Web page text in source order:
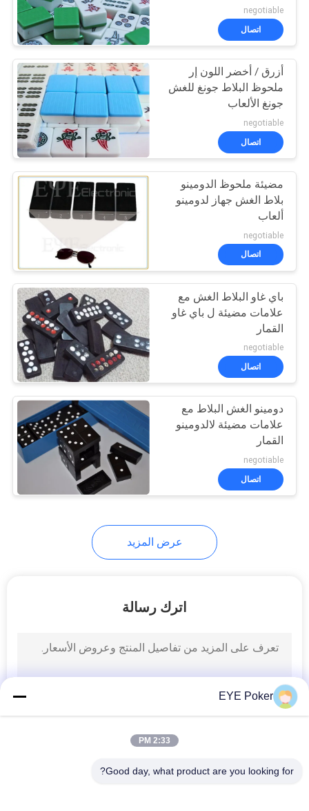
القمار
negotiable
اتصال
أزرق / أخضر اللون إر
ملحوظ البلاط جونغ للغش
جونغ الألعاب
negotiable
اتصال
مضيئة ملحوظ الدومينو
بلاط الغش جهاز لدومينو
ألعاب
negotiable
اتصال
باي غاو البلاط الغش مع
علامات مضيئة ل باي غاو
القمار
negotiable
اتصال
دومينو الغش البلاط مع
علامات مضيئة لالدومينو
القمار
negotiable
اتصال
عرض المزيد
اترك رسالة
EYE Poker
2:33 PM
Good day, what product are you looking for?